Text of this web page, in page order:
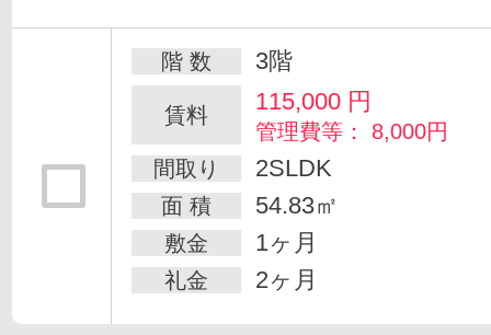
階 数 3階
賃料 115,000 円
管理費等： 8,000円
間取り
2SLDK
面 積 54.83㎡
敷金 1ヶ月
礼金 2ヶ月